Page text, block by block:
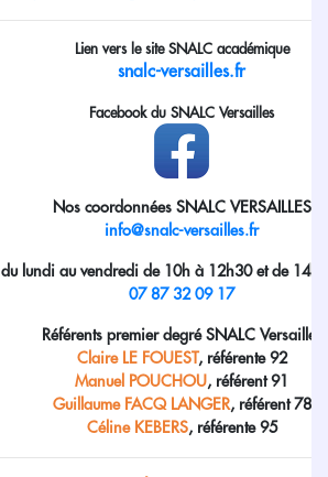
Lien vers le site SNALC académique
snalc-versailles.fr
Facebook du SNALC Versailles
Nos coordonnées SNALC VERSAILLES
info@snalc-versailles.fr
du lundi au vendredi de 10h à 12h30 et de 14h
07 87 32 09 17
Référents premier degré SNALC Versailles
Claire LE FOUEST, référente 92
Manuel POUCHOU, référent 91
Guillaume FACQ LANGER, référent 78
Céline KEBERS, référente 95